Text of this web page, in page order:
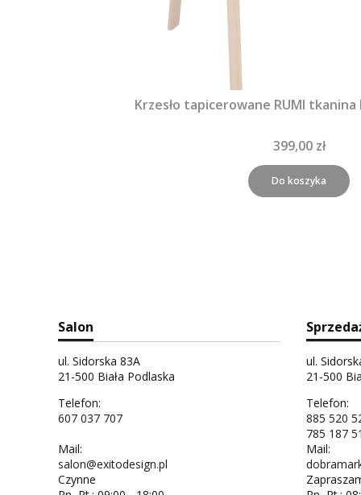
Krzesło tapicerowane RUMI
399,00 zł
Do koszyka
Salon
ul. Sidorska 83A
21-500 Biała Podlaska
Telefon:
607 037 707
Mail:
salon@exitodesign.pl
Czynne
ul.
21-500
Telefon:
885 520
785 187
Mail: